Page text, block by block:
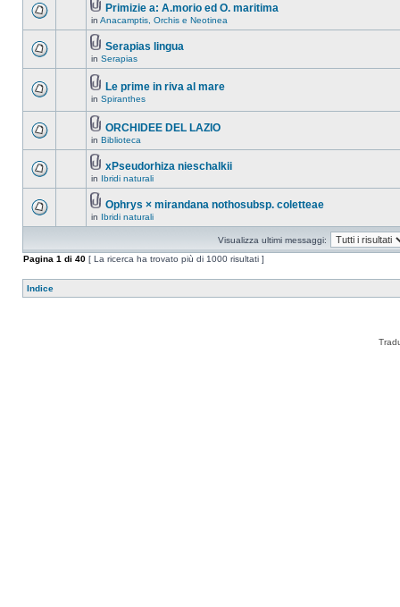
Primizie a: A.morio ed O. maritima
in Anacamptis, Orchis e Neotinea
Serapias lingua
in Serapias
Le prime in riva al mare
in Spiranthes
ORCHIDEE DEL LAZIO
in Biblioteca
xPseudorhiza nieschalkii
in Ibridi naturali
Ophrys × mirandana nothosubsp. coletteae
in Ibridi naturali
Visualizza ultimi messaggi:
Pagina 1 di 40 [ La ricerca ha trovato più di 1000 risultati ]
Indice